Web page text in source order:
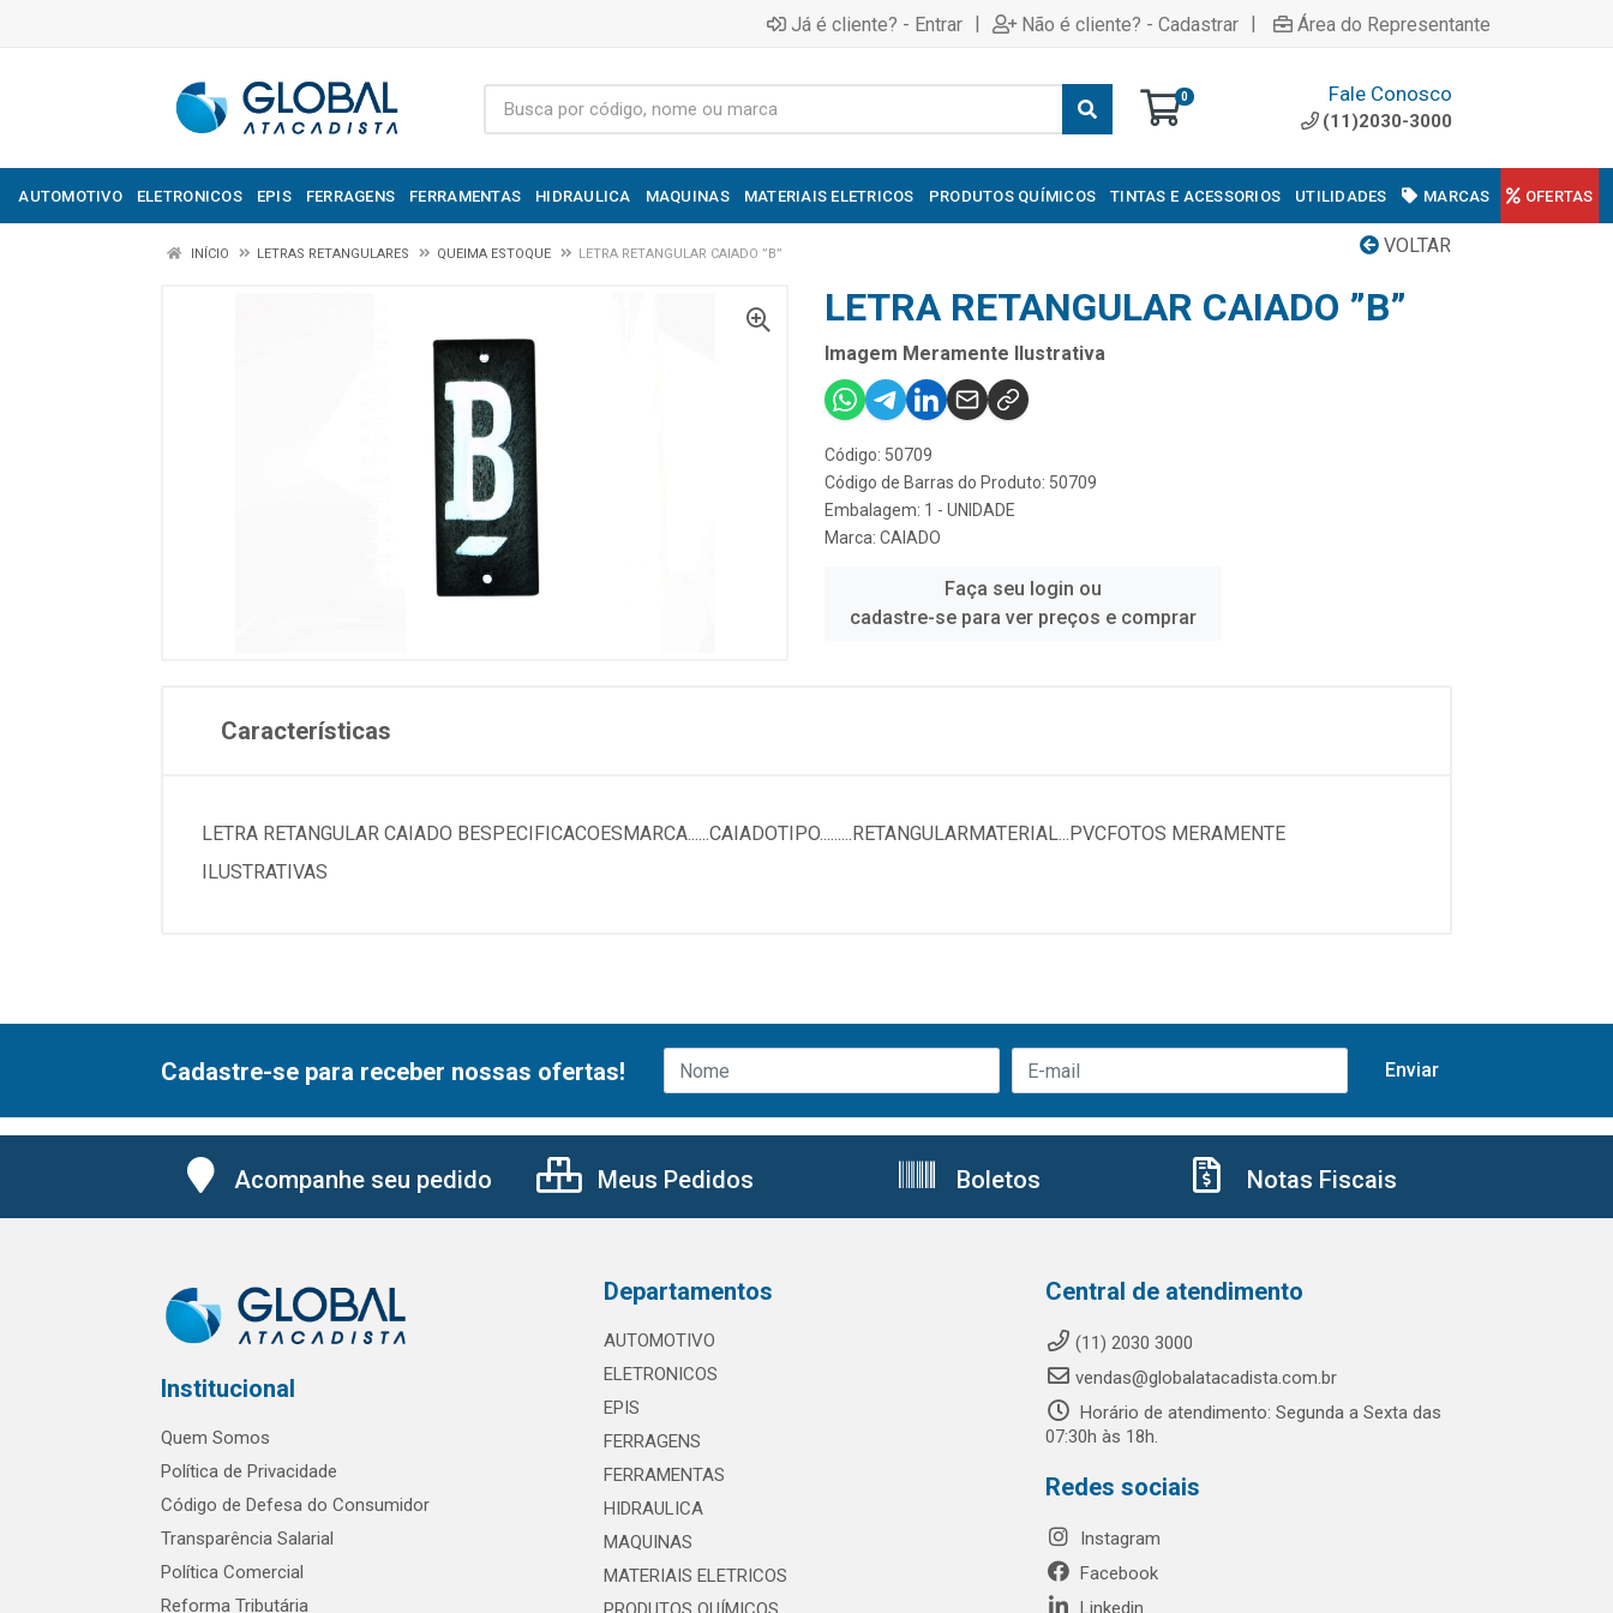
Já é cliente? - Entrar | Não é cliente? - Cadastrar | Área do Representante
0 Fale Conosco
(11)2030-3000
AUTOMOTIVO ELETRONICOS EPIS FERRAGENS FERRAMENTAS HIDRAULICA MAQUINAS MATERIAIS ELETRICOS PRODUTOS QUÍMICOS TINTAS E ACESSORIOS UTILIDADES MARCAS OFERTAS
VOLTAR
INÍCIO LETRAS RETANGULARES QUEIMA ESTOQUE LETRA RETANGULAR CAIADO ”B”
LETRA RETANGULAR CAIADO ”B”
Imagem Meramente Ilustrativa
Código: 50709
Código de Barras do Produto: 50709
Embalagem: 1 - UNIDADE
Marca: CAIADO
Faça seu login ou
cadastre-se para ver preços e comprar
Características
LETRA RETANGULAR CAIADO BESPECIFICACOESMARCA......CAIADOTIPO.........RETANGULARMATERIAL...PVCFOTOS MERAMENTE
ILUSTRATIVAS
Cadastre-se para receber nossas ofertas!
Acompanhe seu pedido Meus Pedidos Boletos Notas Fiscais
Institucional
Quem Somos
Política de Privacidade
Código de Defesa do Consumidor
Transparência Salarial
Política Comercial
Reforma Tributária
Departamentos
AUTOMOTIVO
ELETRONICOS
EPIS
FERRAGENS
FERRAMENTAS
HIDRAULICA
MAQUINAS
MATERIAIS ELETRICOS
Central de atendimento
(11) 2030 3000
vendas@globalatacadista.com.br
Horário de atendimento: Segunda a Sexta das
07:30h às 18h.
Redes sociais
Instagram
Facebook
Linkedin